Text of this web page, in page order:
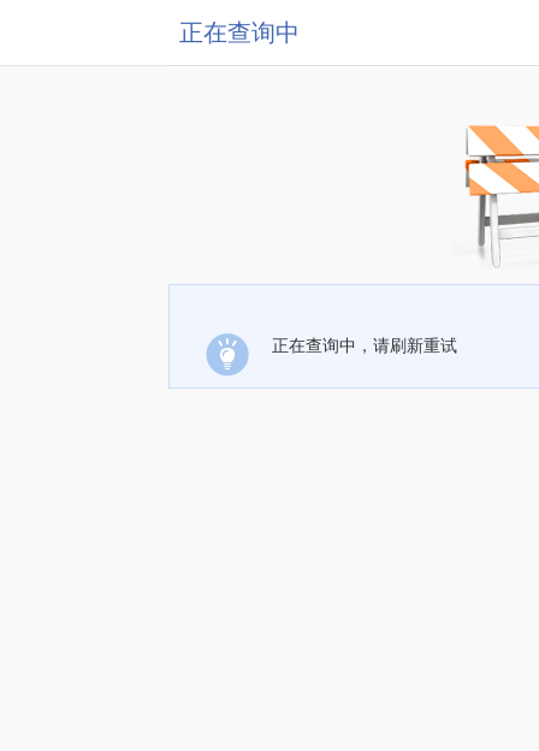
正在查询中
正在查询中，请刷新重试